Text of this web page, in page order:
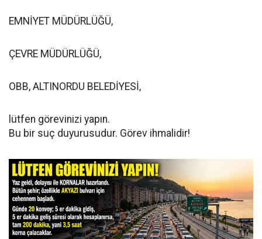
EMNİYET MÜDÜRLÜĞÜ,
ÇEVRE MÜDÜRLÜĞÜ,
OBB, ALTINORDU BELEDİYESİ,
lütfen görevinizi yapın.
Bu bir suç duyurusudur. Görev ihmalidir!